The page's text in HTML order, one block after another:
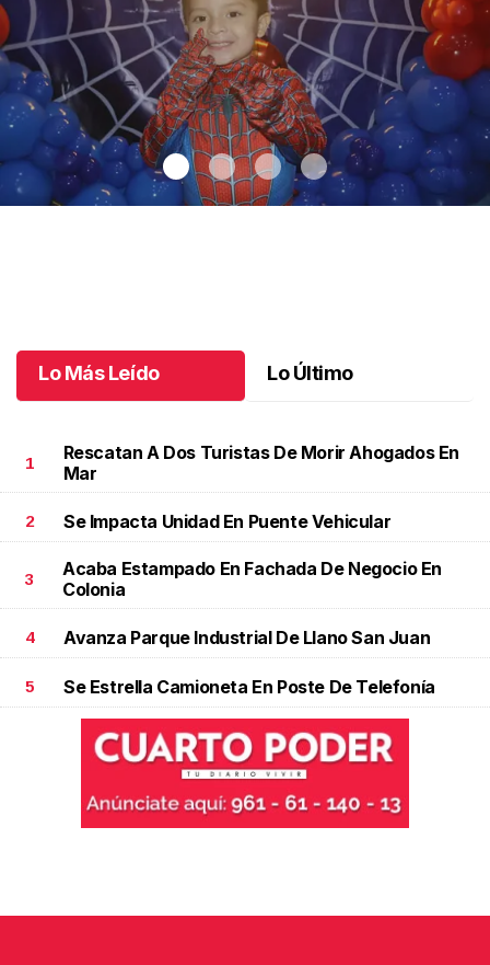
Lo Más Leído Lo Último
1
Rescatan A Dos Turistas De Morir Ahogados En
Mar
2 Se Impacta Unidad En Puente Vehicular
3
Acaba Estampado En Fachada De Negocio En
Colonia
4 Avanza Parque Industrial De Llano San Juan
5 Se Estrella Camioneta En Poste De Telefonía